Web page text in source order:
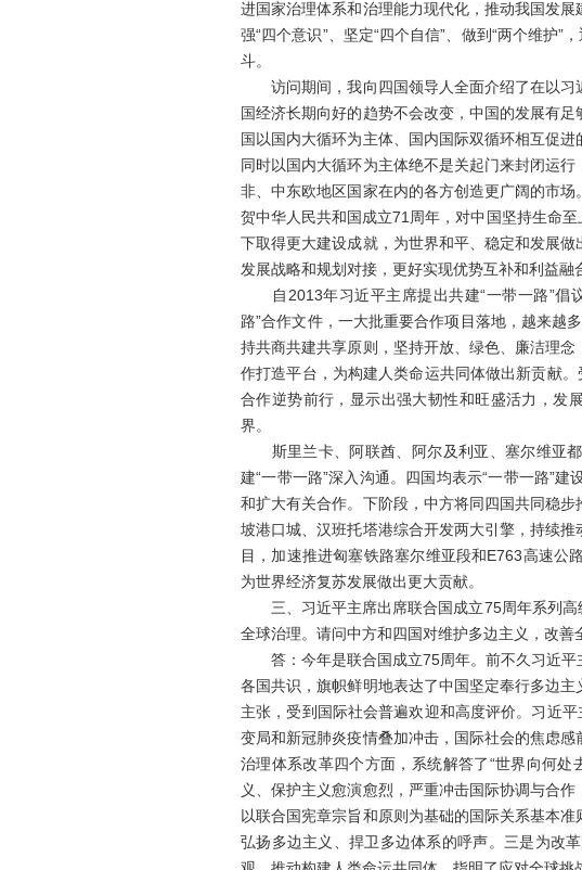
进国家治理体系和治理能力现代化，推动我国发
强“四个意识”、坚定“四个自信”、做到“两个维护
斗。
访问期间，我向四国领导人全面介绍了在以习
国经济长期向好的趋势不会改变，中国的发展有
国以国内大循环为主体、国内国际双循环相互促
同时以国内大循环为主体绝不是关起门来封闭运
非、中东欧地区国家在内的各方创造更广阔的市
贺中华人民共和国成立71周年，对中国坚持生命
下取得更大建设成就，为世界和平、稳定和发展
发展战略和规划对接，更好实现优势互补和利益融
自2013年习近平主席提出共建“一带一路”倡
路”合作文件，一大批重要合作项目落地，越来越
持共商共建共享原则，坚持开放、绿色、廉洁理
作打造平台，为构建人类命运共同体做出新贡献
合作逆势前行，显示出强大韧性和旺盛活力，发
界。
斯里兰卡、阿联酋、阿尔及利亚、塞尔维亚都
建“一带一路”深入沟通。四国均表示“一带一路”
和扩大有关合作。下阶段，中方将同四国共同稳
坡港口城、汉班托塔港综合开发两大引擎，持续
目，加速推进匈塞铁路塞尔维亚段和E763高速公
为世界经济复苏发展做出更大贡献。
三、习近平主席出席联合国成立75周年系列高
全球治理。请问中方和四国对维护多边主义，改善
答：今年是联合国成立75周年。前不久习近平
各国共识，旗帜鲜明地表达了中国坚定奉行多边
主张，受到国际社会普遍欢迎和高度评价。习近
变局和新冠肺炎疫情叠加冲击，国际社会的焦虑
治理体系改革四个方面，系统解答了“世界向何
义、保护主义愈演愈烈，严重冲击国际协调与合
以联合国宪章宗旨和原则为基础的国际关系基本
弘扬多边主义、捍卫多边体系的呼声。三是为改